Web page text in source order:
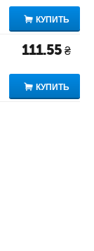
КУПИТЬ
111.55 ₴
КУПИТЬ